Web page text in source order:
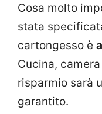
Cosa molto
stata
cartongesso è
Cucina,
risparmio sarà
garantito.